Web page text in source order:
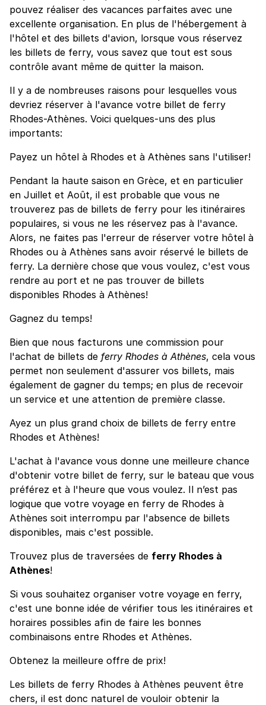
pouvez réaliser des vacances parfaites avec une
excellente organisation. En plus de l'hébergement à
l'hôtel et des billets d'avion, lorsque vous réservez
les billets de ferry, vous savez que tout est sous
contrôle avant même de quitter la maison.
Il y a de nombreuses raisons pour lesquelles vous
devriez réserver à l'avance votre billet de ferry
Rhodes-Athènes. Voici quelques-uns des plus
importants:
Payez un hôtel à Rhodes et à Athènes sans l'utiliser!
Pendant la haute saison en Grèce, et en particulier
en Juillet et Août, il est probable que vous ne
trouverez pas de billets de ferry pour les itinéraires
populaires, si vous ne les réservez pas à l'avance.
Alors, ne faites pas l'erreur de réserver votre hôtel à
Rhodes ou à Athènes sans avoir réservé le billets de
ferry. La dernière chose que vous voulez, c'est vous
rendre au port et ne pas trouver de billets
disponibles Rhodes à Athènes!
Gagnez du temps!
Bien que nous facturons une commission pour
l'achat de billets de ferry Rhodes à Athènes, cela vous
permet non seulement d'assurer vos billets, mais
également de gagner du temps; en plus de recevoir
un service et une attention de première classe.
Ayez un plus grand choix de billets de ferry entre
Rhodes et Athènes!
L'achat à l'avance vous donne une meilleure chance
d'obtenir votre billet de ferry, sur le bateau que vous
préférez et à l'heure que vous voulez. Il n’est pas
logique que votre voyage en ferry de Rhodes à
Athènes soit interrompu par l'absence de billets
disponibles, mais c'est possible.
Trouvez plus de traversées de ferry Rhodes à
Athènes!
Si vous souhaitez organiser votre voyage en ferry,
c'est une bonne idée de vérifier tous les itinéraires et
horaires possibles afin de faire les bonnes
combinaisons entre Rhodes et Athènes.
Obtenez la meilleure offre de prix!
Les billets de ferry Rhodes à Athènes peuvent être
chers, il est donc naturel de vouloir obtenir la